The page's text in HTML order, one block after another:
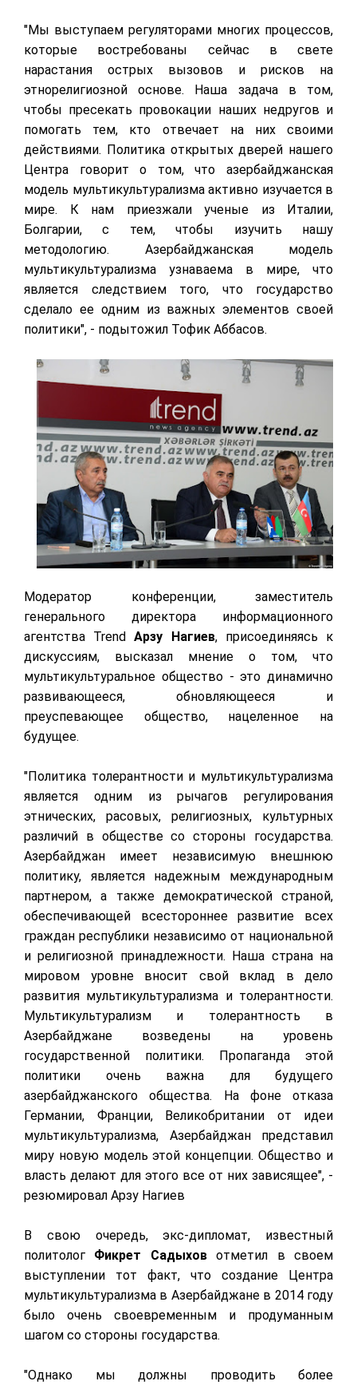
"Мы выступаем регуляторами многих процессов,
которые востребованы сейчас в свете
нарастания острых вызовов и рисков на
этнорелигиозной основе. Наша задача в том,
чтобы пресекать провокации наших недругов и
помогать тем, кто отвечает на них своими
действиями. Политика открытых дверей нашего
Центра говорит о том, что азербайджанская
модель мультикультурализма активно изучается в
мире. К нам приезжали ученые из Италии,
Болгарии, с тем, чтобы изучить нашу
методологию. Азербайджанская модель
мультикультурализма узнаваема в мире, что
является следствием того, что государство
сделало ее одним из важных элементов своей
политики", - подытожил Тофик Аббасов.
Модератор конференции, заместитель
генерального директора информационного
агентства TrendАрзу Нагиев, присоединяясь к
дискуссиям, высказал мнение о том, что
мультикультуральное общество - это динамично
развивающееся, обновляющееся и
преуспевающее общество, нацеленное на
будущее.
"Политика толерантности и мультикультурализма
является одним из рычагов регулирования
этнических, расовых, религиозных, культурных
различий в обществе со стороны государства.
Азербайджан имеет независимую внешнюю
политику, является надежным международным
партнером, а также демократической страной,
обеспечивающей всестороннее развитие всех
граждан республики независимо от национальной
и религиозной принадлежности. Наша страна на
мировом уровне вносит свой вклад в дело
развития мультикультурализма и толерантности.
Мультикультурализм и толерантность в
Азербайджане возведены на уровень
государственной политики. Пропаганда этой
политики очень важна для будущего
азербайджанского общества. На фоне отказа
Германии, Франции, Великобритании от идеи
мультикультурализма, Азербайджан представил
миру новую модель этой концепции. Общество и
власть делают для этого все от них зависящее", -
резюмировал Арзу Нагиев
В свою очередь, экс-дипломат, известный
политолог Фикрет Садыховотметил в своем
выступлении тот факт, что создание Центра
мультикультурализма в Азербайджане в 2014 году
было очень своевременным и продуманным
шагом со стороны государства.
"Однако мы должны проводить более